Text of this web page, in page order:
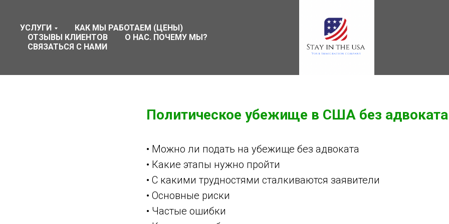
УСЛУГИ
КАК МЫ РАБОТАЕМ (ЦЕНЫ)
ОТЗЫВЫ КЛИЕНТОВ
О НАС. ПОЧЕМУ МЫ?
СВЯЗАТЬСЯ С НАМИ
Политическое убежище в США без адвоката
• Можно ли подать на убежище без адвоката
• Какие этапы нужно пройти
• С какими трудностями сталкиваются заявители
• Основные риски
• Частые ошибки